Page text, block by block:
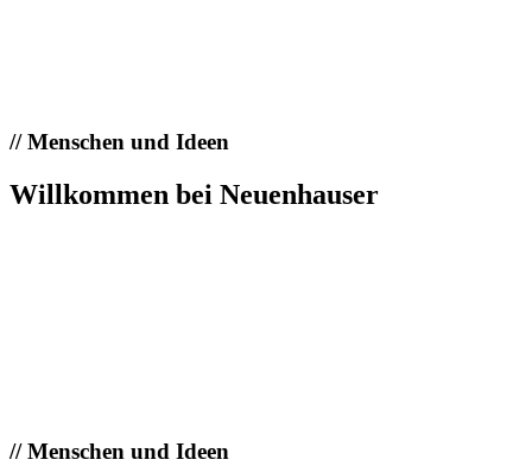
//Menschen und Ideen
Willkommen bei Neuenhauser
//Menschen und Ideen